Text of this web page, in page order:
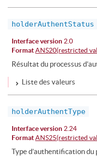
holderAuthentStatus
Interface version 2.0
Format ANS20(restricted
Résultat du processus
Liste des valeurs
holderAuthentType
Interface version 2.24
Format ANS25(restricted
Type d’authentification